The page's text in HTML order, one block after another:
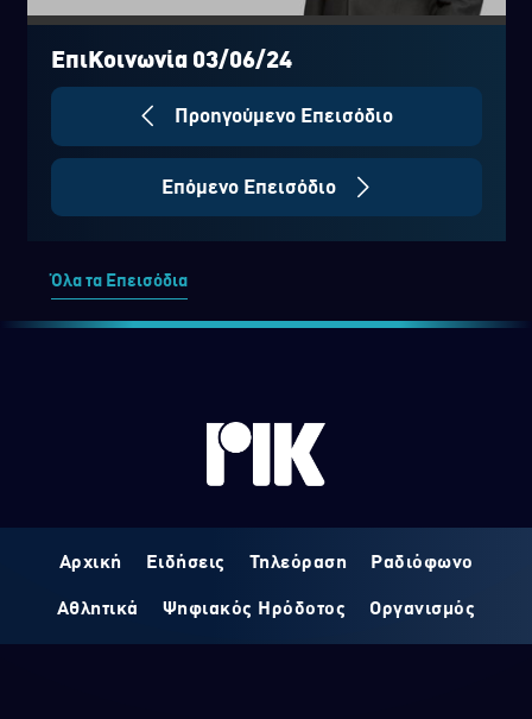
0
seconds
seconds
ΕπιΚοινωνία 03/06/24
Προηγούμενο Επεισόδιο
Επόμενο Επεισόδιο
Όλα τα Επεισόδια
Αρχική Ειδήσεις Τηλεόραση Ραδιόφωνο
Αθλητικά Ψηφιακός Ηρόδοτος Οργανισμός